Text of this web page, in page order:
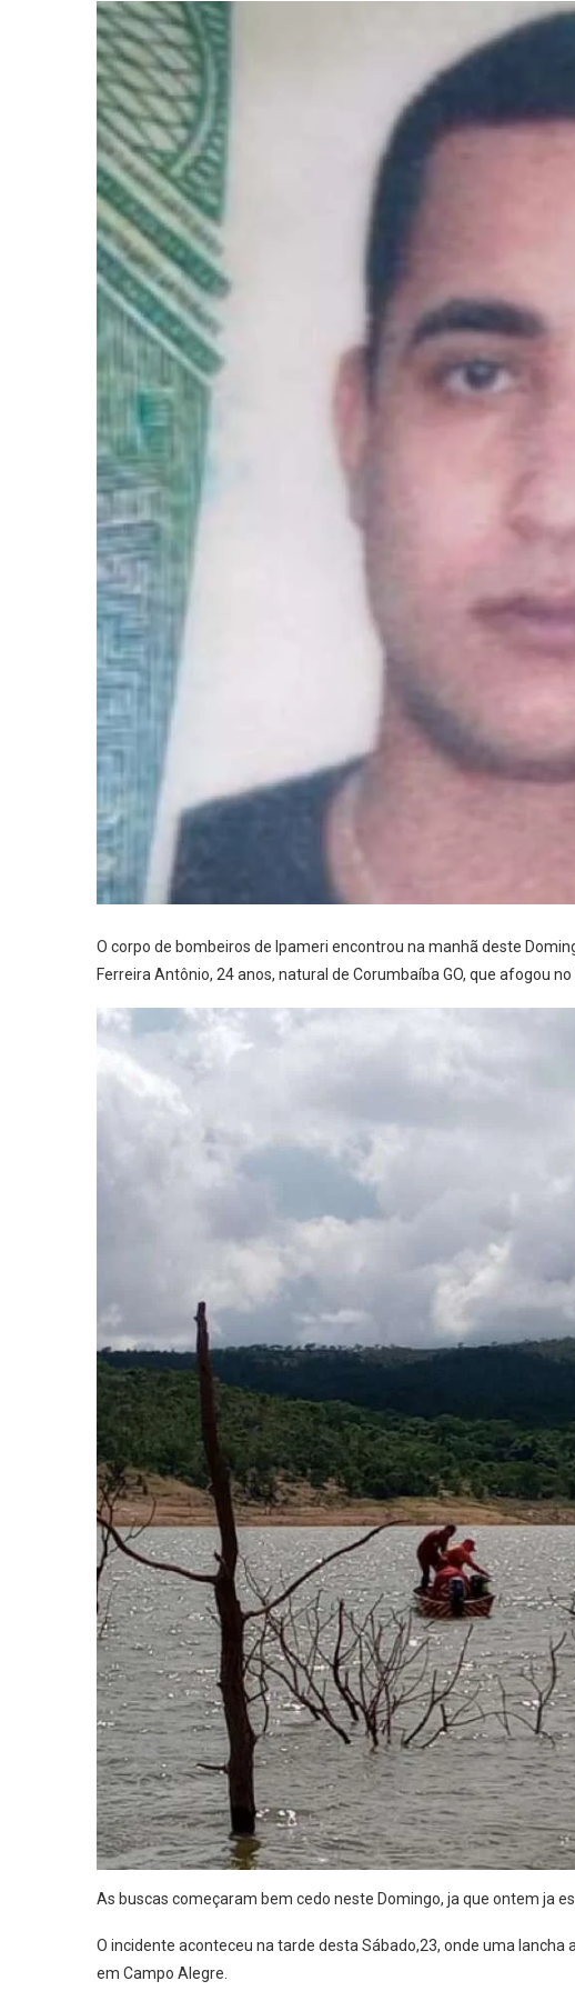
O corpo de bombeiros de Ipameri encontrou na manhã deste
Ferreira Antônio, 24 anos, natural de Corumbaíba GO, que afogou no
As buscas começaram bem cedo neste Domingo, ja que ontem ja
O incidente aconteceu na tarde desta Sábado,23, onde uma lancha
em Campo Alegre.